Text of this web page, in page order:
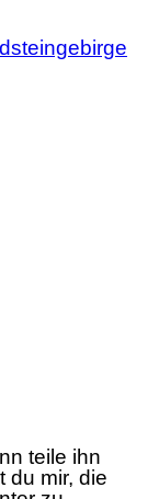
teile ihn
du mir, die